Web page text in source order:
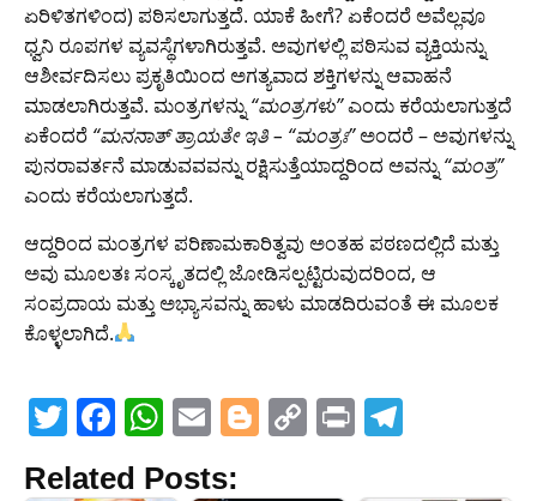
ಏರಿಳಿತಗಳಿಂದ) ಪಠಿಸಲಾಗುತ್ತದೆ. ಯಾಕೆ ಹೀಗೆ? ಏಕೆಂದರೆ ಅವೆಲ್ಲವೂ
ಧ್ವನಿ ರೂಪಗಳ ವ್ಯವಸ್ಥೆಗಳಾಗಿರುತ್ತವೆ. ಅವುಗಳಲ್ಲಿ ಪಠಿಸುವ ವ್ಯಕ್ತಿಯನ್ನು
ಆಶೀರ್ವದಿಸಲು ಪ್ರಕೃತಿಯಿಂದ ಅಗತ್ಯವಾದ ಶಕ್ತಿಗಳನ್ನು ಆವಾಹನೆ
ಮಾಡಲಾಗಿರುತ್ತವೆ. ಮಂತ್ರಗಳನ್ನು“ಮಂತ್ರಗಳು”ಎಂದು ಕರೆಯಲಾಗುತ್ತದೆ
ಏಕೆಂದರೆ “ಮನನಾತ್ ತ್ರಾಯತೇ ಇತಿ – “ಮಂತ್ರಃ”ಅಂದರೆ – ಅವುಗಳನ್ನು
ಪುನರಾವರ್ತನೆ ಮಾಡುವವವನ್ನು ರಕ್ಷಿಸುತ್ತೆಯಾದ್ದರಿಂದ ಅವನ್ನು“ಮಂತ್ರ”
ಎಂದು ಕರೆಯಲಾಗುತ್ತದೆ.
ಆದ್ದರಿಂದ ಮಂತ್ರಗಳ ಪರಿಣಾಮಕಾರಿತ್ವವು ಅಂತಹ ಪಠಣದಲ್ಲಿದೆ ಮತ್ತು
ಅವು ಮೂಲತಃ ಸಂಸ್ಕೃತದಲ್ಲಿ ಜೋಡಿಸಲ್ಪಟ್ಟಿರುವುದರಿಂದ, ಆ
ಸಂಪ್ರದಾಯ ಮತ್ತು ಅಭ್ಯಾಸವನ್ನು ಹಾಳು ಮಾಡದಿರುವಂತೆ ಈ ಮೂಲಕ
ಕೊಳ್ಳಲಾಗಿದೆ.
T
w
F
a
W E Bl C Pr
Related Posts: